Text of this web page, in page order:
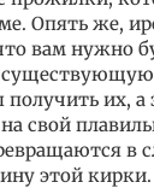
Опять же,
вам нужно
получить их, а
свой
в
этой